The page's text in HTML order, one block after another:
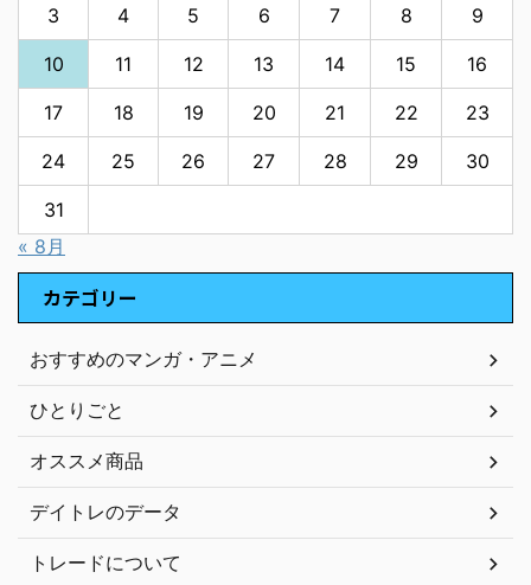
3 4 5 6 7 8 9
10 11 12 13 14 15 16
17 18 19 20 21 22 23
24 25 26 27 28 29 30
31
« 8月
カテゴリー
おすすめのマンガ・アニメ
ひとりごと
オススメ商品
デイトレのデータ
トレードについて